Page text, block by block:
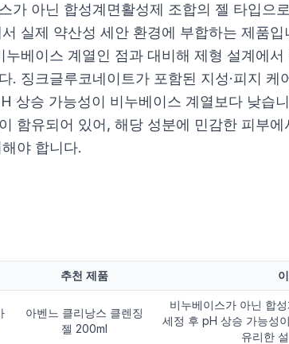
가 아닌 합성계면활성제 조합의 젤 타입으
실제 약산성 세안 환경에 부합하는 제품
누베이스 계열인 점과 대비해 제형 설계에서
. 징크글루코네이트가 포함된 지성·피지 케
상승 가능성이 비누베이스 계열보다 낮습
함유되어 있어, 해당 성분에 민감한 피부
야 합니다.
추천 제품
아벤느 클리낭스 클렌징
젤 200ml
비누베이스가 아닌 합
세정 후 pH 상승 가능성
유리한